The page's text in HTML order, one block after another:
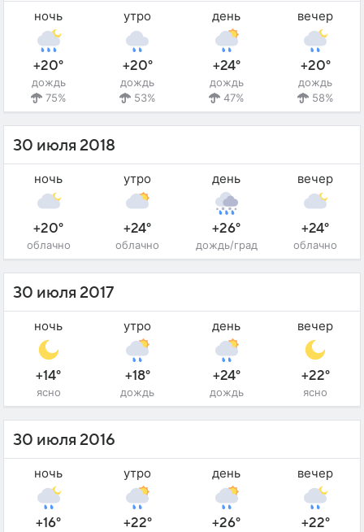
ночь
+20°
дождь
75%
утро
+20°
дождь
53%
день
+24°
дождь
47%
вечер
+20°
дождь
58%
30 июля 2018
ночь
+20°
облачно
утро
+24°
облачно
день
+26°
дождь/град
вечер
+24°
облачно
30 июля 2017
ночь
+14°
ясно
утро
+18°
дождь
день
+24°
дождь
вечер
+22°
ясно
30 июля 2016
ночь
+16°
утро
+22°
день
+26°
вечер
+22°